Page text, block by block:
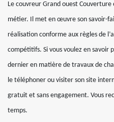
Le couvreur Grand ouest
métier. Il met en œuvre son savoir-
réalisation conforme aux règles de
compétitifs. Si vous voulez en savoir
dernier en matière de travaux de
le téléphoner ou visiter son site
gratuit et sans engagement. Vous
temps.